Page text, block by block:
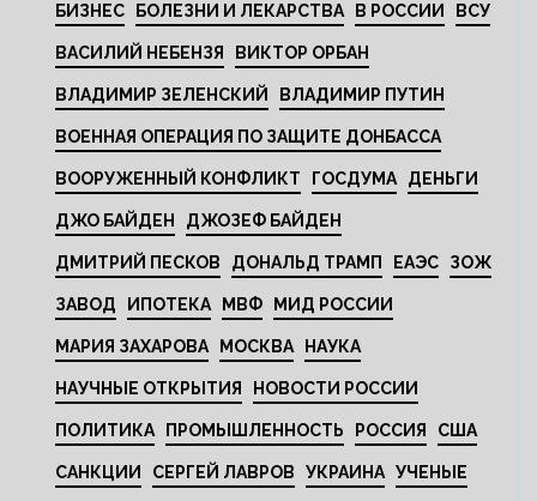
БИЗНЕС БОЛЕЗНИ И ЛЕКАРСТВА В РОССИИ ВСУ
ВАСИЛИЙ НЕБЕНЗЯ ВИКТОР ОРБАН
ВЛАДИМИР ЗЕЛЕНСКИЙ ВЛАДИМИР ПУТИН
ВОЕННАЯ ОПЕРАЦИЯ ПО ЗАЩИТЕ ДОНБАССА
ВООРУЖЕННЫЙ КОНФЛИКТ ГОСДУМА ДЕНЬГИ
ДЖО БАЙДЕН ДЖОЗЕФ БАЙДЕН
ДМИТРИЙ ПЕСКОВ ДОНАЛЬД ТРАМП ЕАЭС ЗОЖ
ЗАВОД ИПОТЕКА МВФ МИД РОССИИ
МАРИЯ ЗАХАРОВА МОСКВА НАУКА
НАУЧНЫЕ ОТКРЫТИЯ НОВОСТИ РОССИИ
ПОЛИТИКА ПРОМЫШЛЕННОСТЬ РОССИЯ США
САНКЦИИ СЕРГЕЙ ЛАВРОВ УКРАИНА УЧЕНЫЕ